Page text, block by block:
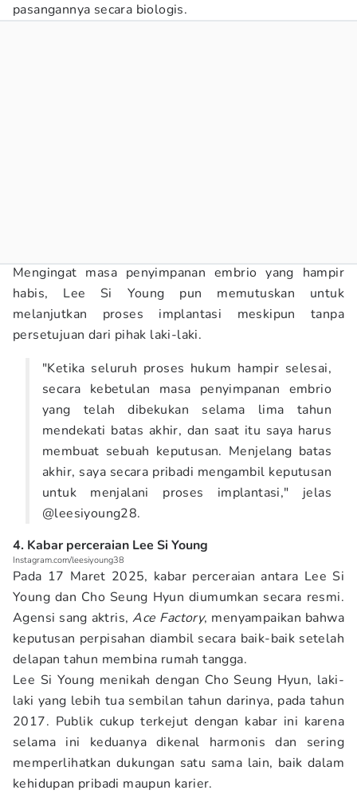
pasangannya secara biologis.
Mengingat masa penyimpanan embrio yang hampir
habis, Lee Si Young pun memutuskan untuk
melanjutkan proses implantasi meskipun tanpa
persetujuan dari pihak laki-laki.
"Ketika seluruh proses hukum hampir selesai,
secara kebetulan masa penyimpanan embrio
yang telah dibekukan selama lima tahun
mendekati batas akhir, dan saat itu saya harus
membuat sebuah keputusan. Menjelang batas
akhir, saya secara pribadi mengambil keputusan
untuk menjalani proses implantasi," jelas
@leesiyoung28.
4. Kabar perceraian Lee Si Young
Instagram.com/leesiyoung38
Pada 17 Maret 2025, kabar perceraian antara Lee Si
Young dan Cho Seung Hyun diumumkan secara resmi.
Agensi sang aktris,Ace Factory, menyampaikan bahwa
keputusan perpisahan diambil secara baik-baik setelah
delapan tahun membina rumah tangga.
Lee Si Young menikah dengan Cho Seung Hyun, laki-
laki yang lebih tua sembilan tahun darinya, pada tahun
2017. Publik cukup terkejut dengan kabar ini karena
selama ini keduanya dikenal harmonis dan sering
memperlihatkan dukungan satu sama lain, baik dalam
kehidupan pribadi maupun karier.